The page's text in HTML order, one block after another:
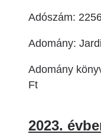
Adószám:
Adomány:
Adomány
Ft
2023.